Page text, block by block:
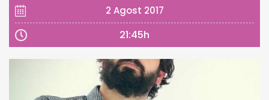
2 Agost 2017
21:45h